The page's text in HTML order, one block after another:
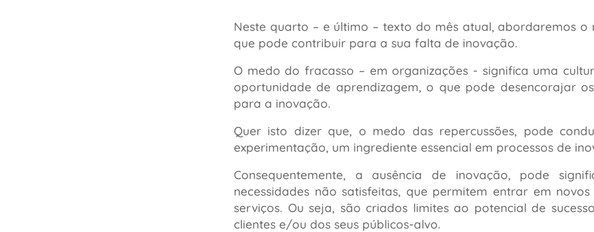
Neste quarto – e último – texto do mês atual, abordaremos
que pode contribuir para a sua falta de inovação.
O medo do fracasso – em organizações - significa uma
oportunidade de aprendizagem, o que pode desencorajar
para a inovação.
Quer isto dizer que, o medo das repercussões, pode
experimentação, um ingrediente essencial em processos de
Consequentemente, a ausência de inovação, pode
necessidades não satisfeitas, que permitem entrar em
serviços. Ou seja, são criados limites ao potencial de
clientes e/ou dos seus públicos-alvo.